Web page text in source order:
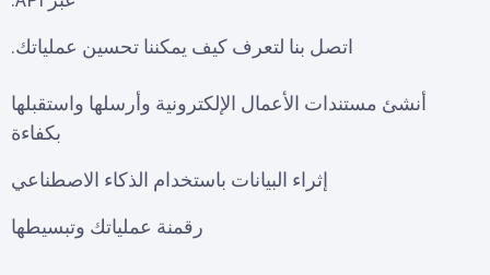
اتصل بنا لتعرف كيف يمكننا تحسين عملياتك.
أنشئ مستندات الأعمال الإلكترونية وأرسلها واستقبلها
بكفاءة
إثراء البيانات باستخدام الذكاء الاصطناعي
رقمنة عملياتك وتبسيطها